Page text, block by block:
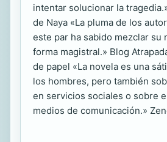
intentar solucionar la
de Naya «La pluma de los
este par ha sabido mezclar su
forma magistral.» Blog
de papel «La novela es una
los hombres, pero también
en servicios sociales o sobre
medios de comunicación.»